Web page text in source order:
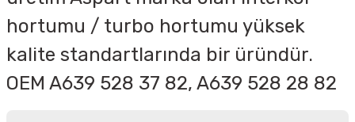
hortumu / turbo hortumu yüksek
kalite standartlarında bir üründür.
OEM A639 528 37 82, A639 528 28 82